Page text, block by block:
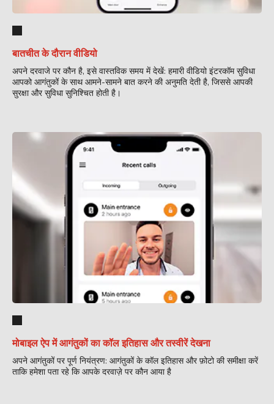
बातचीत के दौरान वीडियो
अपने दरवाजे पर कौन है, इसे वास्तविक समय में देखें: हमारी वीडियो इंटरकॉम सुविधा
आपको आगंतुकों के साथ आमने-सामने बात करने की अनुमति देती है, जिससे आपकी
सुरक्षा और सुविधा सुनिश्चित होती है।
मोबाइल ऐप में आगंतुकों का कॉल इतिहास और तस्वीरें देखना
अपने आगंतुकों पर पूर्ण नियंत्रण: आगंतुकों के कॉल इतिहास और फ़ोटो की समीक्षा करें
ताकि हमेशा पता रहे कि आपके दरवाज़े पर कौन आया है